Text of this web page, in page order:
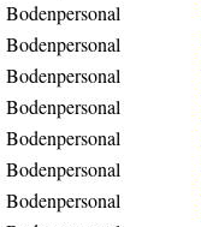
Bodenpersonal
Bodenpersonal
Bodenpersonal
Bodenpersonal
Bodenpersonal
Bodenpersonal
Bodenpersonal